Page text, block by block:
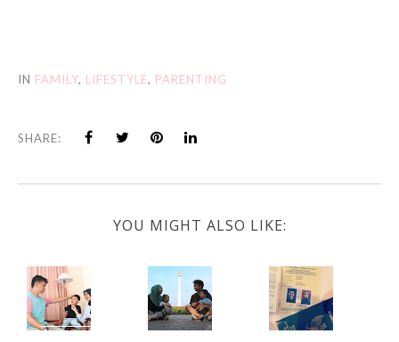
IN FAMILY, LIFESTYLE, PARENTING
SHARE:
YOU MIGHT ALSO LIKE: